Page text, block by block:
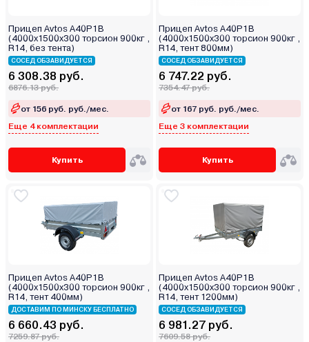
Прицеп Avtos A40P1B
(4000х1500х300 торсион 900кг ,
R14, без тента)
СОСЕД ОБЗАВИДУЕТСЯ
6 308.38 руб.
6876.13 руб.
от 156 руб. руб./мес.
Еще 4 комплектации
Купить
Прицеп Avtos A40P1B
(4000х1500х300 торсион 900кг ,
R14, тент 800мм)
СОСЕД ОБЗАВИДУЕТСЯ
6 747.22 руб.
7354.47 руб.
от 167 руб. руб./мес.
Еще 3 комплектации
Купить
Прицеп Avtos A40P1B
(4000х1500х300 торсион 900кг ,
R14, тент 400мм)
ДОСТАВИМ ПО МИНСКУ БЕСПЛАТНО
6 660.43 руб.
7259.87 руб.
Прицеп Avtos A40P1B
(4000х1500х300 торсион 900кг ,
R14, тент 1200мм)
СОСЕД ОБЗАВИДУЕТСЯ
6 981.27 руб.
7609.58 руб.